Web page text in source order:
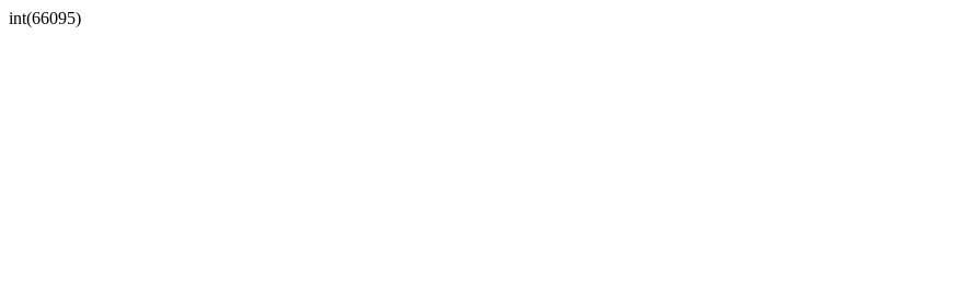
int(66095)